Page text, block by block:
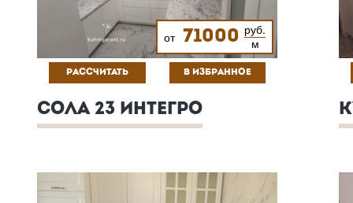
от 71000 руб.
м
РАССЧИТАТЬ В ИЗБРАННОЕ
СОЛА 23 ИНТЕГРО